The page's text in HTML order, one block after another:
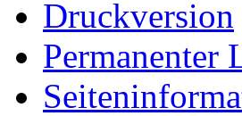
Druckversion
Permanenter